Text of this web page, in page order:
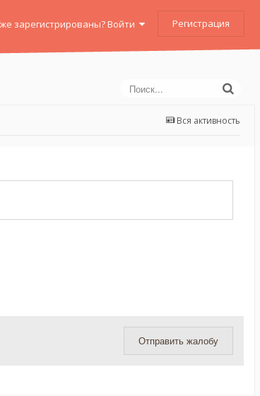
зарегистрированы? Войти Регистрация
Вся активность
Отправить жалобу